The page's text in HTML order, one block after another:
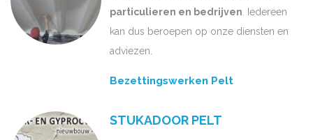
particulieren en bedrijven. Iedereen
kan dus beroepen op onze diensten en
adviezen.
Bezettingswerken Pelt
STUKADOOR PELT